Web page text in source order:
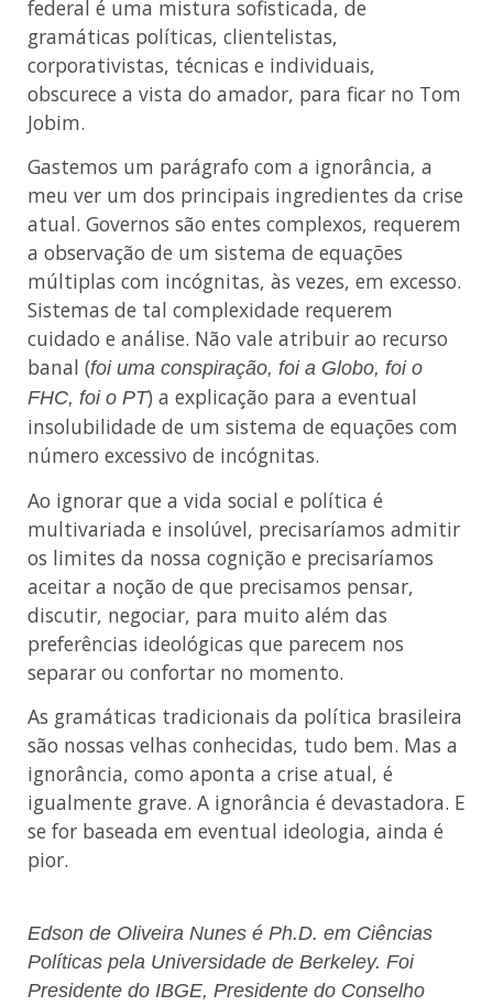
federal é uma mistura sofisticada, de
gramáticas políticas, clientelistas,
corporativistas, técnicas e individuais,
obscurece a vista do amador, para ficar no Tom
Jobim.
Gastemos um parágrafo com a ignorância, a
meu ver um dos principais ingredientes da crise
atual. Governos são entes complexos, requerem
a observação de um sistema de equações
múltiplas com incógnitas, às vezes, em excesso.
Sistemas de tal complexidade requerem
cuidado e análise. Não vale atribuir ao recurso
banal (foi uma conspiração, foi a Globo, foi o
FHC, foi o PT) a explicação para a eventual
insolubilidade de um sistema de equações com
número excessivo de incógnitas.
Ao ignorar que a vida social e política é
multivariada e insolúvel, precisaríamos admitir
os limites da nossa cognição e precisaríamos
aceitar a noção de que precisamos pensar,
discutir, negociar, para muito além das
preferências ideológicas que parecem nos
separar ou confortar no momento.
As gramáticas tradicionais da política brasileira
são nossas velhas conhecidas, tudo bem. Mas a
ignorância, como aponta a crise atual, é
igualmente grave. A ignorância é devastadora. E
se for baseada em eventual ideologia, ainda é
pior.
Edson de Oliveira Nunes é Ph.D. em Ciências
Políticas pela Universidade de Berkeley. Foi
Presidente do IBGE, Presidente do Conselho